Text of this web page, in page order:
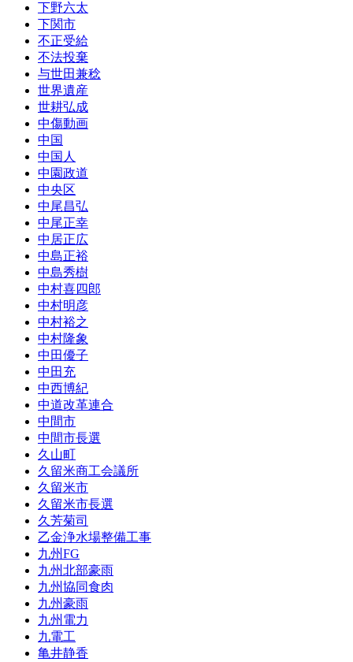
下野六太
下関市
不正受給
不法投棄
与世田兼稔
世界遺産
世耕弘成
中傷動画
中国
中国人
中園政道
中央区
中尾昌弘
中尾正幸
中居正広
中島正裕
中島秀樹
中村喜四郎
中村明彦
中村裕之
中村隆象
中田優子
中田充
中西博紀
中道改革連合
中間市
中間市長選
久山町
久留米商工会議所
久留米市
久留米市長選
久芳菊司
乙金浄水場整備工事
九州FG
九州北部豪雨
九州協同食肉
九州豪雨
九州電力
九電工
亀井静香